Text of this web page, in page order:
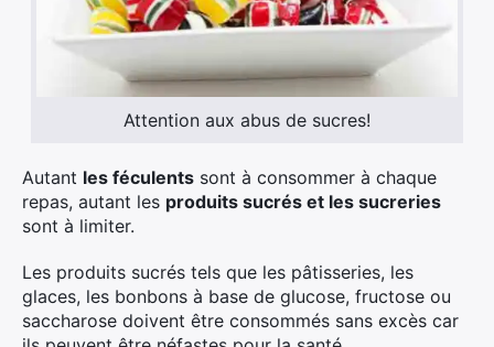
Attention aux abus de sucres!
Autant les féculents sont à consommer à chaque
repas, autant les produits sucrés et les sucreries
sont à limiter.
Les produits sucrés tels que les pâtisseries, les
glaces, les bonbons à base de glucose, fructose ou
saccharose doivent être consommés sans excès car